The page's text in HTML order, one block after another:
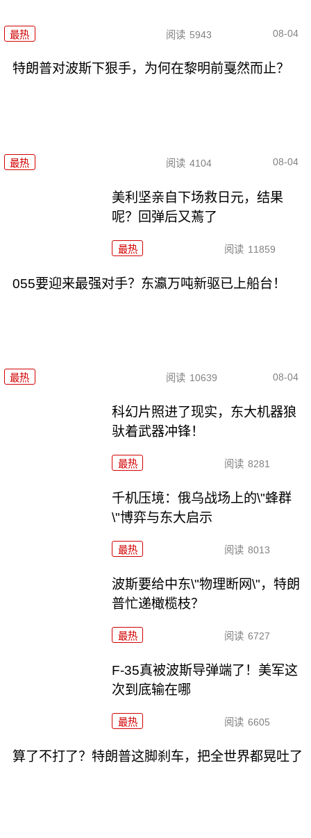
最热 阅读 5943 08-04
特朗普对波斯下狠手，为何在黎明前戛然而止？
最热 阅读 4104 08-04
美利坚亲自下场救日元，结果
呢？回弹后又蔫了
最热 阅读 11859
055要迎来最强对手？东瀛万吨新驱已上船台！
最热 阅读 10639 08-04
科幻片照进了现实，东大机器狼
驮着武器冲锋！
最热 阅读 8281
千机压境：俄乌战场上的\"蜂群
\"博弈与东大启示
最热 阅读 8013
波斯要给中东\"物理断网\"，特朗
普忙递橄榄枝？
最热 阅读 6727
F-35真被波斯导弹端了！美军这
次到底输在哪
最热 阅读 6605
算了不打了？特朗普这脚刹车，把全世界都晃吐了